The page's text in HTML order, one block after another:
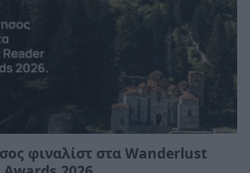
φιναλίστ στα Wanderlust